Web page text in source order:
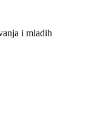
i mladih